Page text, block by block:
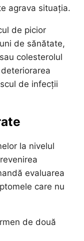
agrava situația.
de picior
de sănătate,
colesterolul
de infecții
la nivelul
evaluarea
care nu
de două